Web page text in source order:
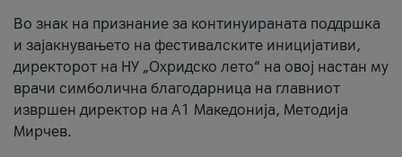
Во знак на признание за континуираната поддршка
и зајакнувањето на фестивалските иницијативи,
директорот на НУ „Охридско лето“ на овој настан му
врачи симболична благодарница на главниот
извршен директор на A1 Македонија, Методија
Мирчев.